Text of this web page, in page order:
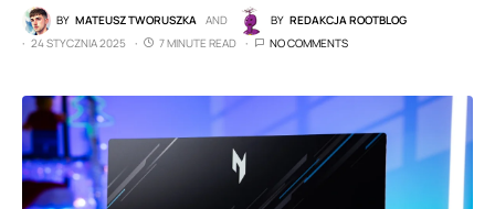
BY MATEUSZ TWORUSZKA AND BY REDAKCJA ROOTBLOG
24 STYCZNIA 2025
7 MINUTE READ NO COMMENTS